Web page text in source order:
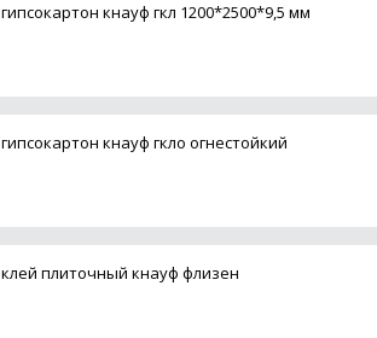
гипсокартон кнауф гкл 1200*2500*9,5 мм
гипсокартон кнауф гкло огнестойкий
клей плиточный кнауф флизен